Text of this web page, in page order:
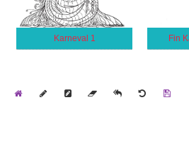
Karneval 1 Fin